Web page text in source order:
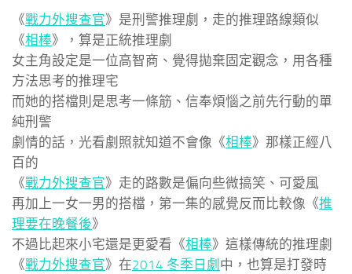
《戰力外搜查官》是刑警推理劇，走的推理路線類似
《相棒》，算是正統推理劇
女主角設定是一位高智商、覺得拋棄固定觀念，用各種
方法思考的推理宅
而她的搭檔則是思考一條筋、信奉煩惱之前先行動的單
純刑警
劇情的話，光看劇照就知道不會像《相棒》那樣正經八
百的
《戰力外搜查官》走的路數是偏向些微搞笑、可愛風
再加上一女一男的搭檔，第一集的感覺反而比較像《推
理要在晚餐後》
不過比起來小宅還是更愛看《相棒》這樣傳統的推理劇
《戰力外搜查官》在2014 冬季日劇 中，也算是打發時